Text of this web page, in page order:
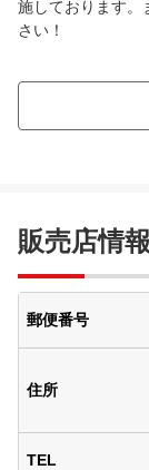
施しております。
さい！
販売店情報
郵便番号
住所
TEL